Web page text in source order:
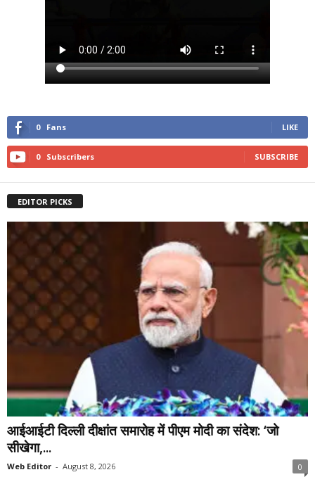
0 Fans LIKE
0 Subscribers SUBSCRIBE
EDITOR PICKS
आईआईटी दिल्ली दीक्षांत समारोह में पीएम मोदी का संदेश: ‘जो
सीखेगा,...
Web Editor - August 8, 2026 0